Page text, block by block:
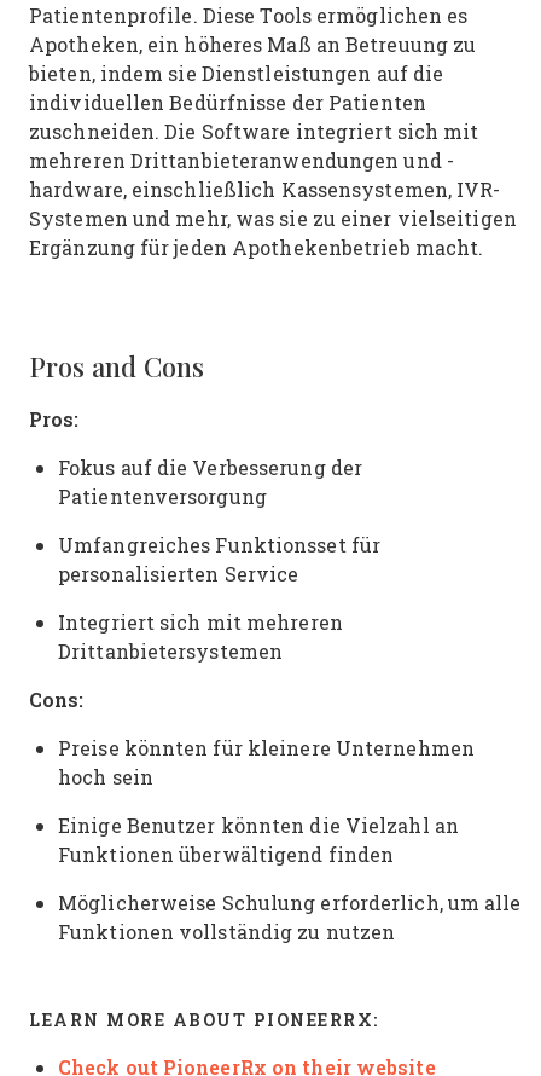
Patientenprofile. Diese Tools ermöglichen es
Apotheken, ein höheres Maß an Betreuung zu
bieten, indem sie Dienstleistungen auf die
individuellen Bedürfnisse der Patienten
zuschneiden. Die Software integriert sich mit
mehreren Drittanbieteranwendungen und -
hardware, einschließlich Kassensystemen, IVR-
Systemen und mehr, was sie zu einer vielseitigen
Ergänzung für jeden Apothekenbetrieb macht.
Pros and Cons
Pros:
Fokus auf die Verbesserung der
Patientenversorgung
Umfangreiches Funktionsset für
personalisierten Service
Integriert sich mit mehreren
Drittanbietersystemen
Cons:
Preise könnten für kleinere Unternehmen
hoch sein
Einige Benutzer könnten die Vielzahl an
Funktionen überwältigend finden
Möglicherweise Schulung erforderlich, um alle
Funktionen vollständig zu nutzen
LEARN MORE ABOUT PIONEERRX:
Check out PioneerRx on their website